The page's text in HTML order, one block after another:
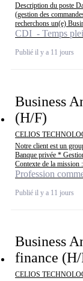
Description du poste
(gestion des
recherchons un(e)
CDI - Temps
Publié il y a 11 jours
Business
(H/F)
CELIOS
Notre client est un
Banque privée *
Contexte de la mission :
Profession
Publié il y a 11 jours
Business
finance
CELIOS